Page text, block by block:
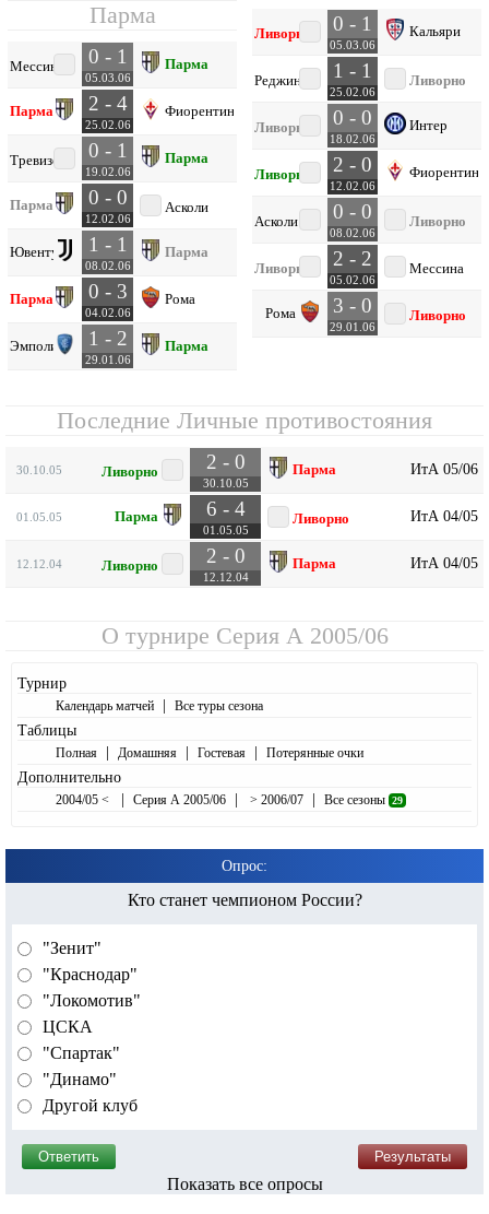
Парма
Мессина 0 - 1
05.03.06
Парма
Парма 2 - 4
25.02.06
Фиорентина
Тревизо 0 - 1
19.02.06
Парма
Парма 0 - 0
12.02.06
Асколи
Ювентус 1 - 1
08.02.06
Парма
Парма 0 - 3
04.02.06
Рома
Эмполи 1 - 2
29.01.06
Парма
Ливорно 0 - 1
05.03.06
Кальяри
Реджина 1 - 1
25.02.06
Ливорно
Ливорно 0 - 0
18.02.06
Интер
Ливорно 2 - 0
12.02.06
Фиорентина
Асколи 0 - 0
08.02.06
Ливорно
Ливорно 2 - 2
05.02.06
Мессина
Рома 3 - 0
29.01.06
Ливорно
Последние Личные противостояния
30.10.05 Ливорно 2 - 0
30.10.05
Парма ИтА 05/06
01.05.05 Парма 6 - 4
01.05.05
Ливорно ИтА 04/05
12.12.04 Ливорно 2 - 0
12.12.04
Парма ИтА 04/05
О турнире Серия А 2005/06
Турнир
Календарь матчей | Все туры сезона
Таблицы
Полная | Домашняя | Гостевая | Потерянные очки
Дополнительно
2004/05 < | Серия А 2005/06 | > 2006/07 | Все сезоны 29
Опрос:
Кто станет чемпионом России?
"Зенит"
"Краснодар"
"Локомотив"
ЦСКА
"Спартак"
"Динамо"
Другой клуб
Показать все опросы